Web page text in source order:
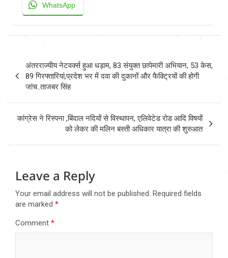
WhatsApp
Post
navigation
अंतरराज्यीय नेटवर्क्स हुआ धड़ाम, 83 संयुक्त छापेमारी अभियान, 53 केस,
89 गिरफ्तारियां,प्रदेश भर में दवा की दुकानों और फैक्ट्रियों की होगी
जांच..ताजबर सिंह
कांग्रेस ने रिस्पना ,बिंदाल नदियों से विस्थापन, एलिवेटेड रोड आदि विषयों
को लेकर की मलिन बस्ती अधिकार यात्रा की शुरुआत
Leave a Reply
Your email address will not be published. Required fields
are marked *
Comment *